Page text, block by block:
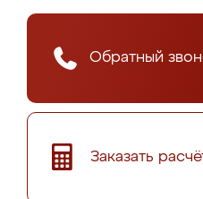
Обратный
Заказать